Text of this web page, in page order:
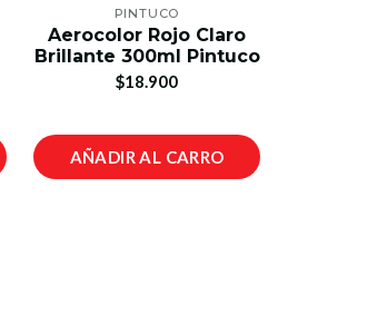
PINTUCO
Aerocolor Rojo Claro
Brillante 300ml Pintuco
$18.900
AÑADIR AL CARRO